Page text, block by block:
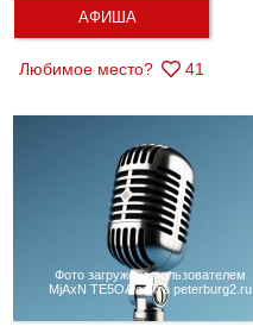
АФИША
Любимое место? 41
Фото загружено пользователем
MjAxN TE5OA сайта peterburg2.ru